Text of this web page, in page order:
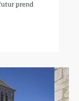
prend